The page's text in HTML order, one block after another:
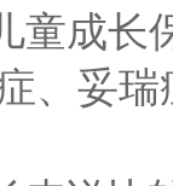
童成长
、妥